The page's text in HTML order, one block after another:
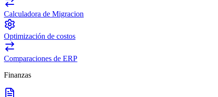
Calculadora de Migracion
Optimización de costos
Comparaciones de ERP
Finanzas